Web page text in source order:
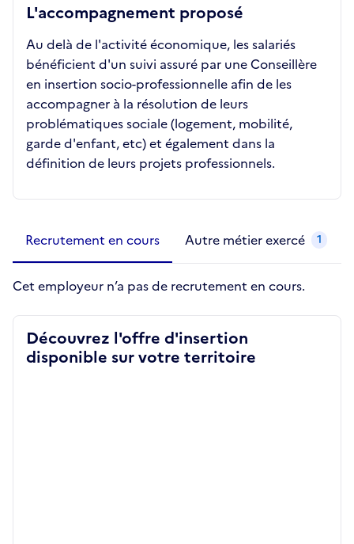
L'accompagnement proposé
Au delà de l'activité économique, les salariés
bénéficient d'un suivi assuré par une Conseillère
en insertion socio-professionnelle afin de les
accompagner à la résolution de leurs
problématiques sociale (logement, mobilité,
garde d'enfant, etc) et également dans la
définition de leurs projets professionnels.
Recrutement en cours Autre métier exercé 1
Cet employeur n’a pas de recrutement en cours.
Découvrez l'offre d'insertion
disponible sur votre territoire